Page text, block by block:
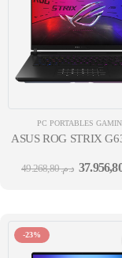
PC PORTABLES
ASUS ROG STRIX
X9 5080 16GB
د.م.49.268,80
-23%